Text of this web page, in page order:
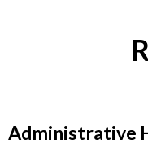
Administrative